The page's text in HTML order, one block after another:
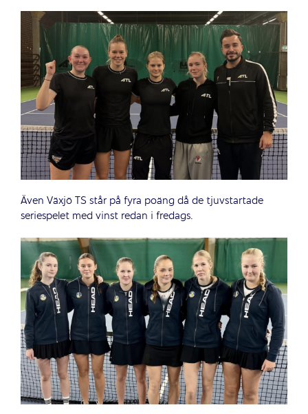
Även Växjö TS står på fyra poäng då de tjuvstartade
seriespelet med vinst redan i fredags.